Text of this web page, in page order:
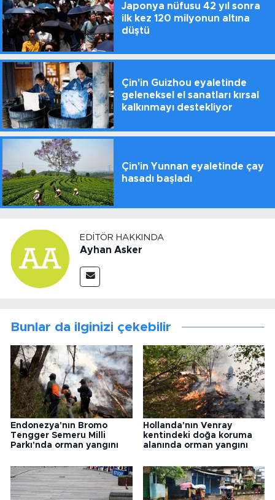
Japonya nüfusu 42 yıl sonra
ilk kez 120 milyonun altına
düştü
Çin'in Guizhou eyaletinde
geleneksel el sanatları kırsal
kalkınmayı destekliyor
Çin'in Yunnan eyaletinde çay
hasadı başladı
EDITÖR HAKKINDA
Ayhan Asker
Bunlar da ilginizi çekebilir
Endonezya'nın Bromo
Tengger Semeru Milli
Parkı'nda orman yangını
Hollanda'nın Venray
kentindeki doğa koruma
alanında orman yangını